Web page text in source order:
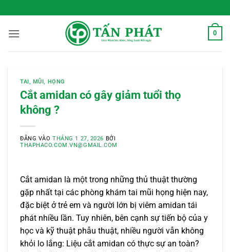
qua
nội
0
TAI, MŨI, HỌNG
Cắt amidan có gây giảm tuổi thọ
không ?
ĐĂNG VÀOTHÁNG 1 27, 2026 BỞI
THAPHACO.COM.VN@GMAIL.COM
Cắt amidan là một trong những thủ thuật thường
gặp nhất tại các phòng khám tai mũi họng hiện nay,
đặc biệt ở trẻ em và người lớn bị viêm amidan tái
phát nhiều lần. Tuy nhiên, bên cạnh sự tiến bộ của y
học và kỹ thuật phẫu thuật, nhiều người vẫn không
khỏi lo lắng: Liệu cắt amidan có thực sự an toàn?